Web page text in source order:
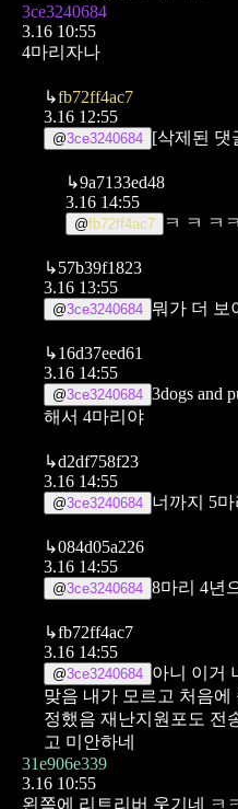
3ce3240684
3.16 10:55
4마리자나
↳fb72ff4ac7
3.16 12:55
@3ce3240684 [삭제된 댓
↳9a7133ed48
3.16 14:55
@fb72ff4ac7 ㅋ ㅋ ㅋ
↳57b39f1823
3.16 13:55
@3ce3240684 뭐가 더 보
↳16d37eed61
3.16 14:55
@3ce3240684 3dogs and
해서 4마리야
↳d2df758f23
3.16 14:55
@3ce3240684 너까지 5마
↳084d05a226
3.16 14:55
@3ce3240684 8마리 4년
↳fb72ff4ac7
3.16 14:55
@3ce3240684 아니 이거
맞음 내가 모르고 처음에
정했음 재난지원포도 전
고 미안하네
31e906e339
3.16 10:55
왼쪽에 리트리버 웃기네 ㅋ